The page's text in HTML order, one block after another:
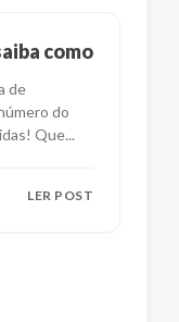
como
de
do
Que...
LER POST